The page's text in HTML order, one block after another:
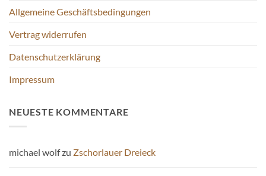
Allgemeine Geschäftsbedingungen
Vertrag widerrufen
Datenschutzerklärung
Impressum
NEUESTE KOMMENTARE
michael wolfzu Zschorlauer Dreieck